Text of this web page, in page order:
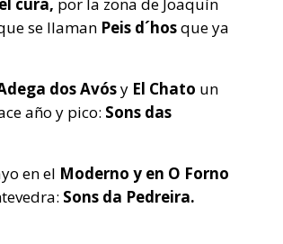
se llaman Peis d´hosque ya
dos Avósy El Chato un
año y pico: Sons das
en el Moderno y en O Forno
Sons da Pedreira.